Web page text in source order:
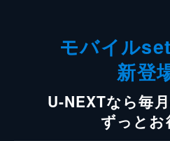
モバイル
新登
U-NEXTなら毎
ずっとお